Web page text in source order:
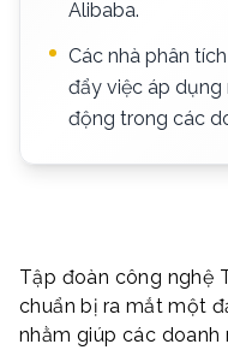
Alibaba.
Các nhà phân
đẩy việc áp dụng
động trong các
Tập đoàn công nghệ
chuẩn bị ra mắt một
nhằm giúp các